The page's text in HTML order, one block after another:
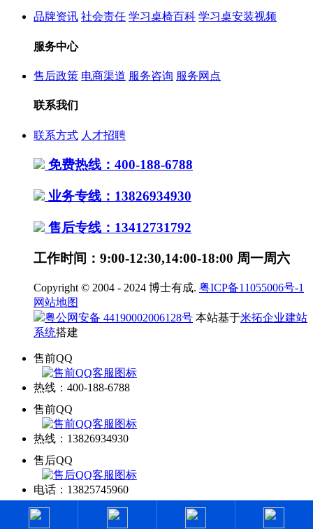
品牌资讯 社会责任 学习桌椅百科 学习桌安装视频
服务中心
售后政策 电商渠道 服务咨询 服务网点
联系我们
联系方式 人才招聘
免费热线：400-188-6788
业务专线：13826934930
售后专线：13412731792
工作时间：9:00-12:30,14:00-18:00 周一周六
Copyright © 2004 - 2024 博士有成. 粤ICP备11055006号-1
网站地图
粤公网安备 44190002006128号 本站基于米拓企业建站
系统搭建
售前QQ
热线：400-188-6788
售前QQ
热线：13826934930
售后QQ
电话：13825745960